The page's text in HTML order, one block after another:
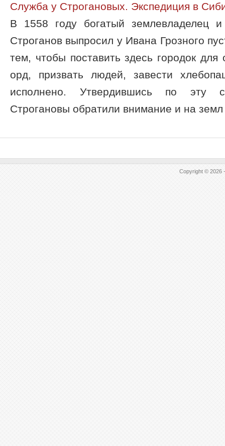
Служба у Строгановых. Экспедиция в
В 1558 году богатый землевладелец
Строганов выпросил у Ивана Грозного
тем, чтобы поставить здесь городок для
орд, призвать людей, завести
исполнено. Утвердившись по эту
Строгановы обратили внимание и на
Copyright © 2026